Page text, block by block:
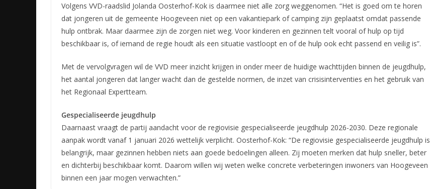
Volgens VVD-raadslid Jolanda Oosterhof-Kok is daarmee niet alle zorg weggenomen. “Het is goed om te horen
dat jongeren uit de gemeente Hoogeveen niet op een vakantiepark of camping zijn geplaatst omdat passende
hulp ontbrak. Maar daarmee zijn de zorgen niet weg. Voor kinderen en gezinnen telt vooral of hulp op tijd
beschikbaar is, of iemand de regie houdt als een situatie vastloopt en of de hulp ook echt passend en veilig is”.
Met de vervolgvragen wil de VVD meer inzicht krijgen in onder meer de huidige wachttijden binnen de jeugdhulp,
het aantal jongeren dat langer wacht dan de gestelde normen, de inzet van crisisinterventies en het gebruik van
het Regionaal Expertteam.
Gespecialiseerde jeugdhulp
Daarnaast vraagt de partij aandacht voor de regiovisie gespecialiseerde jeugdhulp 2026-2030. Deze regionale
aanpak wordt vanaf 1 januari 2026 wettelijk verplicht. Oosterhof-Kok: “De regiovisie gespecialiseerde jeugdhulp is
belangrijk, maar gezinnen hebben niets aan goede bedoelingen alleen. Zij moeten merken dat hulp sneller, beter
en dichterbij beschikbaar komt. Daarom willen wij weten welke concrete verbeteringen inwoners van Hoogeveen
binnen een jaar mogen verwachten.”